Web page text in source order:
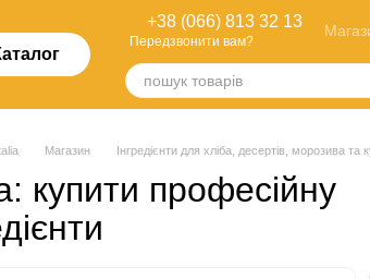
+38 (066) 813 32 13
Передзвонити вам?
Магазин Інгредієнти для хліба, десертів, морозива та
купити професійну